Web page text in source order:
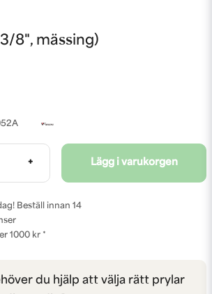
8", mässing)
+ Lägg i varukorgen
Beställ innan 14
1000 kr *
du hjälp att välja rätt prylar